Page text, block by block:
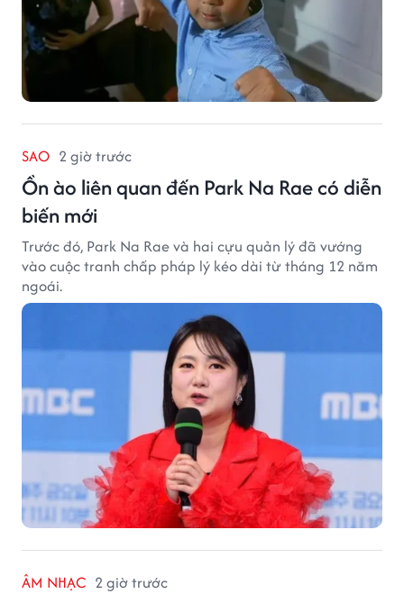
SAO 2 giờ trước
Ồn ào liên quan đến Park Na Rae có diễn
biến mới
Trước đó, Park Na Rae và hai cựu quản lý đã vướng
vào cuộc tranh chấp pháp lý kéo dài từ tháng 12 năm
ngoái.
ÂM NHẠC 2 giờ trước